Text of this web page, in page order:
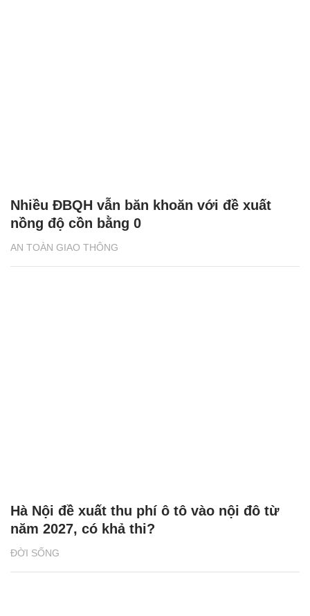
AN TOÀN GIAO THÔNG
Nhiều ĐBQH vẫn băn khoăn với đề xuất
nồng độ cồn bằng 0
ĐỜI SỐNG
Hà Nội đề xuất thu phí ô tô vào nội đô từ
năm 2027, có khả thi?